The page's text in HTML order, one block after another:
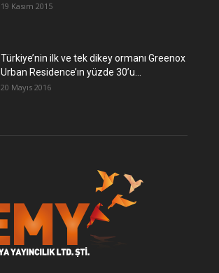
19 Kasım 2015
Türkiye’nin ilk ve tek dikey ormanı Greenox
Urban Residence’ın yüzde 30’u...
20 Mayıs 2016